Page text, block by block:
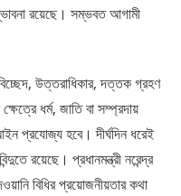
রয়েছে। সম্ভবত আগামী
উত্তরাধিকার, দত্তক গ্রহণ
ধর্ম, জাতি বা সম্প্রদায়
প্রযোজ্য হবে। দীর্ঘদিন ধরেই
রয়েছে। প্রধানমন্ত্রী নরেন্দ্র
বিধির প্রয়োজনীয়তার কথা